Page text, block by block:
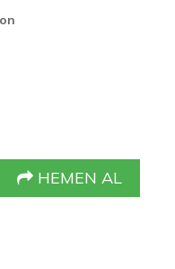
HEMEN AL